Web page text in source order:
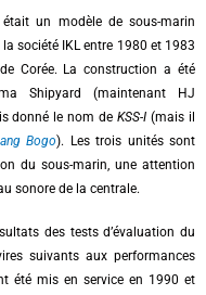
un modèle de sous-marin
société IKL entre 1980 et 1983
Corée. La construction a été
Shipyard (maintenant HJ
donné le nom deKSS-I (mais il
Bogo). Les trois unités sont
du sous-marin, une attention
sonore de la centrale.
des tests d’évaluation du
suivants aux performances
été mis en service en 1990 et